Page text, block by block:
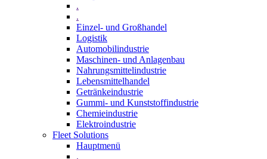
.
.
Einzel- und Großhandel
Logistik
Automobilindustrie
Maschinen- und Anlagenbau
Nahrungsmittelindustrie
Lebensmittelhandel
Getränkeindustrie
Gummi­- und Kunststoffindustrie
Chemieindustrie
Elektroindustrie
Fleet Solutions
Hauptmenü
.